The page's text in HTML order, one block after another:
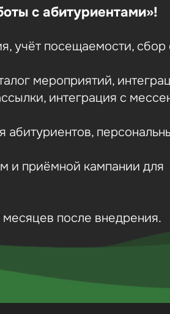
с абитуриентами»!
учёт посещаемости, сбор
мероприятий,
интеграция с
абитуриентов,
и приёмной кампании для
после внедрения.